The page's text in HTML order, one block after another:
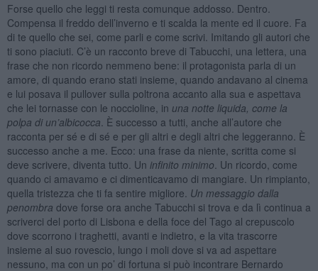
Forse quello che leggi ti resta comunque addosso. Dentro.
Compensa il freddo dell’inverno e ti scalda la mente ed il cuore. Fa
di te quello che sei, come parli e come scrivi. Imitando gli autori che
ti sono piaciuti. C’è un racconto breve di Tabucchi, una lettera, una
frase che non ricordo nemmeno bene: il protagonista parla di un
amore, di quando erano stati insieme, quando andavano al cinema
e lui posava il pullover sulla poltrona accanto alla sua e aspettava
che lei tornasse con le noccioline, in una notte liquida, come la
polpa di un’albicocca . È successo a tutti, anche all’autore che
racconta per sé e di sé e per gli altri e degli altri che leggeranno. È
successo anche a me. Ecco: una frase da niente, scritta come si
deve scrivere, diventa tutto. Un infinito minimo . Un ricordo, come
quando ci amavamo e ci dimenticavamo di mangiare. Un rimpianto,
quella tristezza che ti fa sentire migliore. Un messaggio dalla
penombra dove forse ora anche Tabucchi si trova e da lì continua a
scriverci del porto di Lisbona e della foce del Tago al crepuscolo
dove scorrono i traghetti, avanti e indietro, e la vita trascorre
insieme al suo rovescio, lungo i moli dove si va ad aspettare
nessuno, ma con un po’ di fortuna si può incontrare Bernardo